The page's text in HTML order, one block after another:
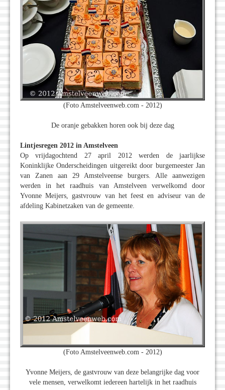
(Foto Amstelveenweb.com - 2012)
De oranje gebakken horen ook bij deze dag
Lintjesregen 2012 in Amstelveen
Op vrijdagochtend 27 april 2012 werden de jaarlijkse
Koninklijke Onderscheidingen uitgereikt door burgemeester Jan
van Zanen aan 29 Amstelveense burgers. Alle aanwezigen
werden in het raadhuis van Amstelveen verwelkomd door
Yvonne Meijers, gastvrouw van het feest en adviseur van de
afdeling Kabinetzaken van de gemeente.
(Foto Amstelveenweb.com - 2012)
Yvonne Meijers, de gastvrouw van deze belangrijke dag voor
vele mensen, verwelkomt iedereen hartelijk in het raadhuis